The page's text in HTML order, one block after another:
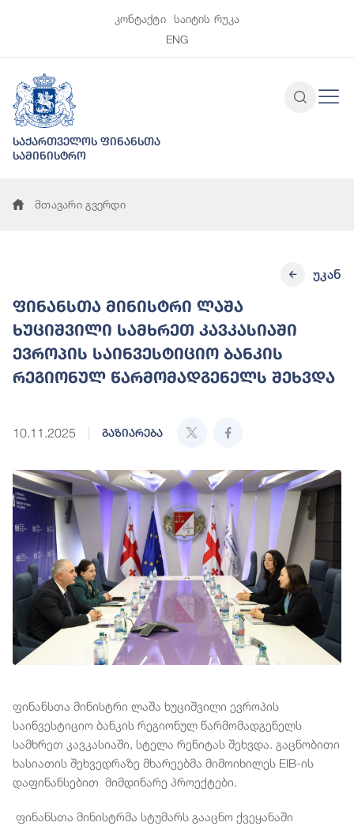
კონტაქტი
საიტის რუკა
ENG
საქართველოს ფინანსთა
სამინისტრო
მთავარი გვერდი
ფინანსთა მინისტრი ლაშა
ხუციშვილი სამხრეთ კავკასიაში
ევროპის საინვესტიციო ბანკის
რეგიონულ წარმომადგენელს შეხვდა
10.11.2025 გაზიარება
უკან
ფინანსთა მინისტრი ლაშა ხუციშვილი ევროპის
საინვესტიციო ბანკის რეგიონულ წარმომადგენელს
სამხრეთ კავკასიაში, სტელა რენიტას შეხვდა. გაცნობითი
ხასიათის შეხვედრაზე მხარეებმა მიმოიხილეს EIB-ის
დაფინანსებით მიმდინარე პროექტები.
ფინანსთა მინისტრმა სტუმარს გააცნო ქვეყანაში